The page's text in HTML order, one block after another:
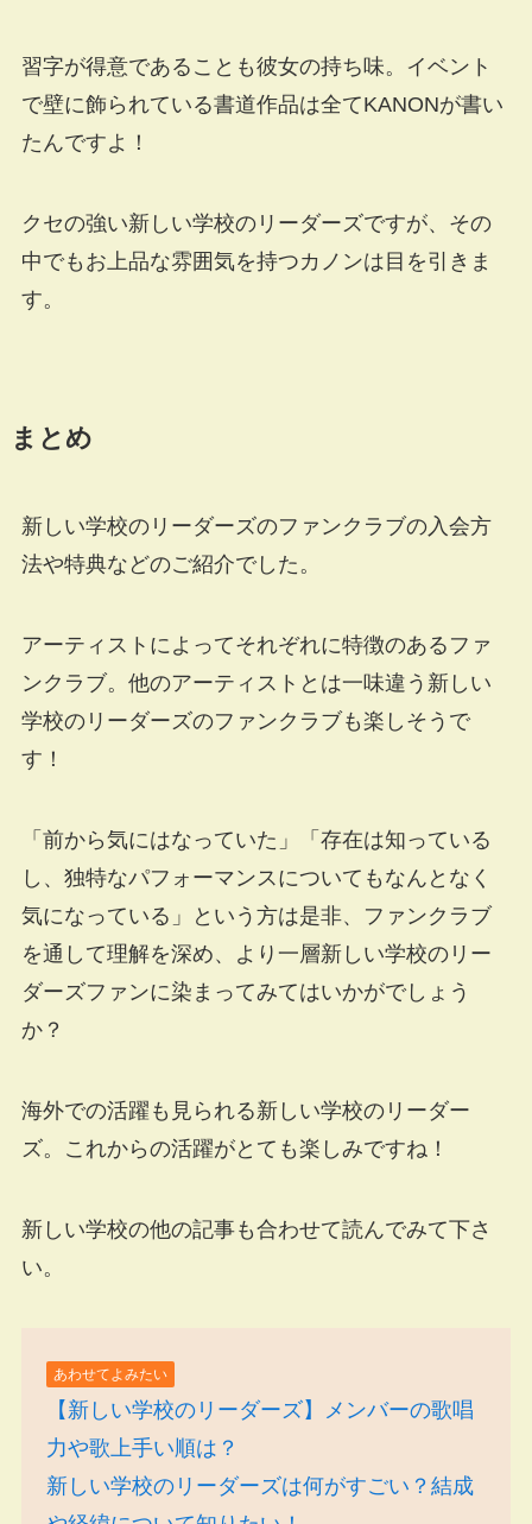
習字が得意であることも彼女の持ち味。イベント
で壁に飾られている書道作品は全てKANONが書い
たんですよ！
クセの強い新しい学校のリーダーズですが、その
中でもお上品な雰囲気を持つカノンは目を引きま
す。
まとめ
新しい学校のリーダーズのファンクラブの入会方
法や特典などのご紹介でした。
アーティストによってそれぞれに特徴のあるファ
ンクラブ。他のアーティストとは一味違う新しい
学校のリーダーズのファンクラブも楽しそうで
す！
「前から気にはなっていた」「存在は知っている
し、独特なパフォーマンスについてもなんとなく
気になっている」という方は是非、ファンクラブ
を通して理解を深め、より一層新しい学校のリー
ダーズファンに染まってみてはいかがでしょう
か？
海外での活躍も見られる新しい学校のリーダー
ズ。これからの活躍がとても楽しみですね！
新しい学校の他の記事も合わせて読んでみて下さ
い。
あわせてよみたい
【新しい学校のリーダーズ】メンバーの歌唱
力や歌上手い順は？
新しい学校のリーダーズは何がすごい？結成